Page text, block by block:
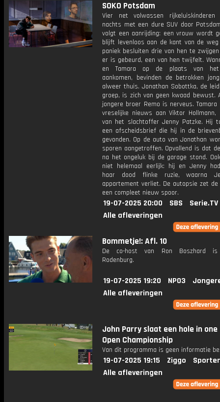
SOKO Potsdam
Vier net volwassen rijkeluiskinderen
nachts met een dure SUV door
volgt een aanrijding: een vrouw wordt
blijft levenloos aan de kant van de weg
paniek besluiten drie van hen te
er is gebeurd, een van hen twijfelt.
en Tamara op de plaats van het
aankomen, bevinden de betrokken
alweer thuis. Jonathan Sobottka, de
groep, is zich van geen kwaad bewust.
jongere broer Remo is nerveus.
vreselijke nieuws aan Viktor Hollmann,
van het slachtoffer Jenny Patzke. Hij
een afscheidsbrief die hij in de
gevonden. Op de auto van Jonathan
sporen aangetroffen. Opvallend is dat
na het ongeluk bij de garage stond.
niet helemaal eerlijk: hij en Jenny
haar dood flinke ruzie, waarna
appartement verliet. De autopsie zet
een compleet nieuw spoor.
19-07-2025 20:00 SBS
Serie.TV
Alle afleveringen
Bommetje!: Afl. 10
De co-host van Ron Boszhard is
Rodenburg.
19-07-2025 19:20 NPO3
Alle afleveringen
John Parry slaat een hole in one
Open Championship
Van dit programma is geen informatie
19-07-2025 19:15 Ziggo
Alle afleveringen